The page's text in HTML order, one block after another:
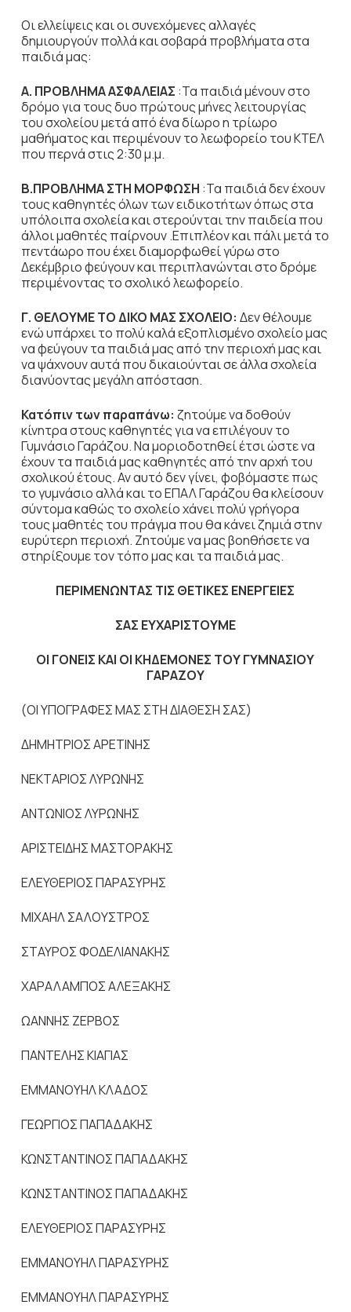
Οι ελλείψεις και οι συνεχόμενες αλλαγές
δημιουργούν πολλά και σοβαρά προβλήματα στα
παιδιά μας:
Α. ΠΡΟΒΛΗΜΑ ΑΣΦΑΛΕΙΑΣ :Τα παιδιά μένουν στο
δρόμο για τους δυο πρώτους μήνες λειτουργίας
του σχολείου μετά από ένα δίωρο η τρίωρο
μαθήματος και περιμένουν το λεωφορείο του ΚΤΕΛ
που περνά στις 2:30 μ.μ.
Β.ΠΡΟΒΛΗΜΑ ΣΤΗ ΜΟΡΦΩΣΗ :Τα παιδιά δεν έχουν
τους καθηγητές όλων των ειδικοτήτων όπως στα
υπόλοιπα σχολεία και στερούνται την παιδεία που
άλλοι μαθητές παίρνουν .Επιπλέον και πάλι μετά το
πεντάωρο που έχει διαμορφωθεί γύρω στο
Δεκέμβριο φεύγουν και περιπλανώνται στο δρόμε
περιμένοντας το σχολικό λεωφορείο.
Γ. ΘΕΛΟΥΜΕ ΤΟ ΔΙΚΟ ΜΑΣ ΣΧΟΛΕΙΟ: Δεν θέλουμε
ενώ υπάρχει το πολύ καλά εξοπλισμένο σχολείο μας
να φεύγουν τα παιδιά μας από την περιοχή μας και
να ψάχνουν αυτά που δικαιούνται σε άλλα σχολεία
διανύοντας μεγάλη απόσταση.
Κατόπιν των παραπάνω: ζητούμε να δοθούν
κίνητρα στους καθηγητές για να επιλέγουν το
Γυμνάσιο Γαράζου. Να μοριοδοτηθεί έτσι ώστε να
έχουν τα παιδιά μας καθηγητές από την αρχή του
σχολικού έτους. Αν αυτό δεν γίνει, φοβόμαστε πως
το γυμνάσιο αλλά και το ΕΠΑΛ Γαράζου θα κλείσουν
σύντομα καθώς το σχολείο χάνει πολύ γρήγορα
τους μαθητές του πράγμα που θα κάνει ζημιά στην
ευρύτερη περιοχή. Ζητούμε να μας βοηθήσετε να
στηρίξουμε τον τόπο μας και τα παιδιά μας.
ΠΕΡΙΜΕΝΩΝΤΑΣ ΤΙΣ ΘΕΤΙΚΕΣ ΕΝΕΡΓΕΙΕΣ
ΣΑΣ ΕΥΧΑΡΙΣΤΟΥΜΕ
ΟΙ ΓΟΝΕΙΣ ΚΑΙ ΟΙ ΚΗΔΕΜΟΝΕΣ ΤΟΥ ΓΥΜΝΑΣΙΟΥ
ΓΑΡΑΖΟΥ
(ΟΙ ΥΠΟΓΡΑΦΕΣ ΜΑΣ ΣΤΗ ΔΙΑΘΕΣΗ ΣΑΣ)
ΔΗΜΗΤΡΙΟΣ ΑΡΕΤΙΝΗΣ
ΝΕΚΤΑΡΙΟΣ ΛΥΡΩΝΗΣ
ΑΝΤΩΝΙΟΣ ΛΥΡΩΝΗΣ
ΑΡΙΣΤΕΙΔΗΣ ΜΑΣΤΟΡΑΚΗΣ
ΕΛΕΥΘΕΡΙΟΣ ΠΑΡΑΣΥΡΗΣ
ΜΙΧΑΗΛ ΣΑΛΟΥΣΤΡΟΣ
ΣΤΑΥΡΟΣ ΦΟΔΕΛΙΑΝΑΚΗΣ
ΧΑΡΑΛΑΜΠΟΣ ΑΛΕΞΑΚΗΣ
ΩΑΝΝΗΣ ΖΕΡΒΟΣ
ΠΑΝΤΕΛΗΣ ΚΙΑΓΙΑΣ
ΕΜΜΑΝΟΥΗΛ ΚΛΑΔΟΣ
ΓΕΩΡΓΙΟΣ ΠΑΠΑΔΑΚΗΣ
ΚΩΝΣΤΑΝΤΙΝΟΣ ΠΑΠΑΔΑΚΗΣ
ΚΩΝΣΤΑΝΤΙΝΟΣ ΠΑΠΑΔΑΚΗΣ
ΕΛΕΥΘΕΡΙΟΣ ΠΑΡΑΣΥΡΗΣ
ΕΜΜΑΝΟΥΗΛ ΠΑΡΑΣΥΡΗΣ
ΕΜΜΑΝΟΥΗΛ ΠΑΡΑΣΥΡΗΣ